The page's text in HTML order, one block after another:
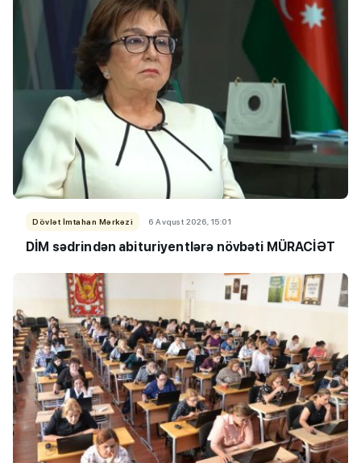
Dövlət İmtahan Mərkəzi 6 Avqust 2026, 15:01
DİM sədrindən abituriyent ​​​​​​​lərə növbəti MÜRACİƏT